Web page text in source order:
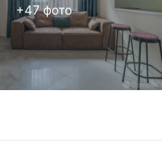
+47фото